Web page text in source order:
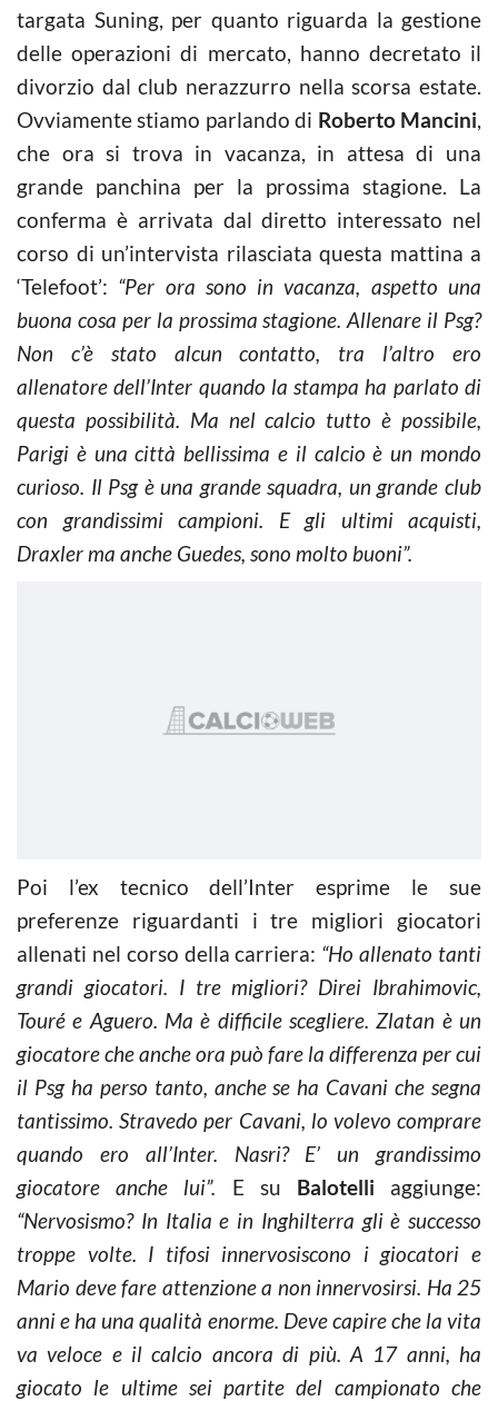
targata Suning, per quanto riguarda la gestione
delle operazioni di mercato, hanno decretato il
divorzio dal club nerazzurro nella scorsa estate.
Ovviamente stiamo parlando di Roberto Mancini,
che ora si trova in vacanza, in attesa di una
grande panchina per la prossima stagione. La
conferma è arrivata dal diretto interessato nel
corso di un’intervista rilasciata questa mattina a
‘Telefoot’: “Per ora sono in vacanza, aspetto una
buona cosa per la prossima stagione. Allenare il Psg?
Non c’è stato alcun contatto, tra l’altro ero
allenatore dell’Inter quando la stampa ha parlato di
questa possibilità. Ma nel calcio tutto è possibile,
Parigi è una città bellissima e il calcio è un mondo
curioso. Il Psg è una grande squadra, un grande club
con grandissimi campioni. E gli ultimi acquisti,
Draxler ma anche Guedes, sono molto buoni”.
Poi l’ex tecnico dell’Inter esprime le sue
preferenze riguardanti i tre migliori giocatori
allenati nel corso della carriera: “Ho allenato tanti
grandi giocatori. I tre migliori? Direi Ibrahimovic,
Touré e Aguero. Ma è difficile scegliere. Zlatan è un
giocatore che anche ora può fare la differenza per cui
il Psg ha perso tanto, anche se ha Cavani che segna
tantissimo. Stravedo per Cavani, lo volevo comprare
quando ero all’Inter. Nasri? E’ un grandissimo
giocatore anche lui”. E su Balotelli aggiunge:
“Nervosismo? In Italia e in Inghilterra gli è successo
troppe volte. I tifosi innervosiscono i giocatori e
Mario deve fare attenzione a non innervosirsi. Ha 25
anni e ha una qualità enorme. Deve capire che la vita
va veloce e il calcio ancora di più. A 17 anni, ha
giocato le ultime sei partite del campionato che